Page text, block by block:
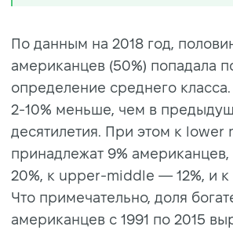
По данным на 2018 год,
американцев (50%) попадала
определение среднего класса.
2-10% меньше, чем в
десятилетия. При этом к lower
принадлежат 9%
20%, к upper-middle — 12%, и
Что примечательно, доля
американцев с 1991 по 2015